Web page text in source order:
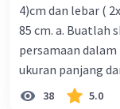
4)cm dan lebar (
85 cm. a. Buatlah
persamaan
ukuran panjang
38 5.0